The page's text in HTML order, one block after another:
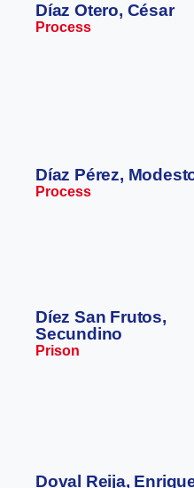
Díaz Otero, César
Process
Díaz Pérez,
Process
Díez San Frutos,
Secundino
Prison
Doval Reija,